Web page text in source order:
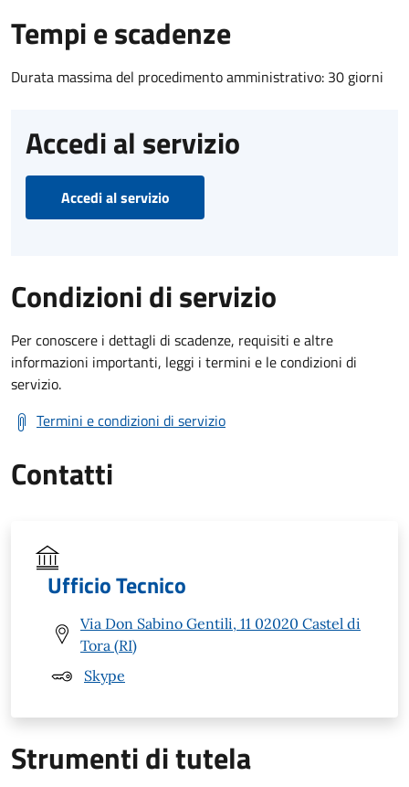
Tempi e scadenze
Durata massima del procedimento amministrativo: 30 giorni
Accedi al servizio
Accedi al servizio
Condizioni di servizio
Per conoscere i dettagli di scadenze, requisiti e altre
informazioni importanti, leggi i termini e le condizioni di
servizio.
Termini e condizioni di servizio
Contatti
Ufficio Tecnico
Via Don Sabino Gentili, 11 02020 Castel di
Tora (RI)
Skype
Strumenti di tutela